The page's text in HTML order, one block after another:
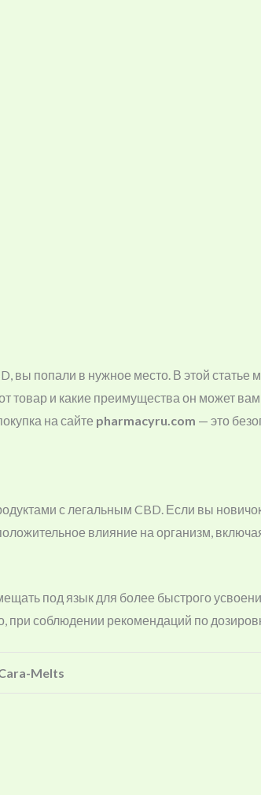
вы попали в нужное место. В этой статье
товар и какие преимущества он может
на сайте pharmacyru.com — это
с легальным CBD. Если вы
влияние на организм,
под язык для более быстрого
при соблюдении рекомендаций по
Melts